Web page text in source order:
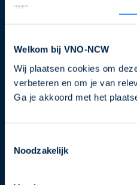
Welkom bij VNO-NCW
Wij plaatsen cookies om
verbeteren en om je van
Ga je akkoord met het
Noodzakelijk
Nieuwsbrief
je nu in voor de VNO-NCW
Schrijf je in
Direct naar
Ons verhaal